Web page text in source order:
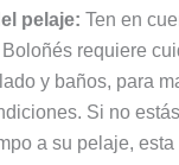
pelaje: Ten en
requiere
y baños, para
Si no
a su pelaje,